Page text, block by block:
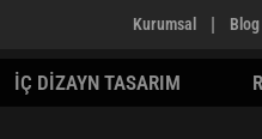
Kurumsal | Blog
İÇ DİZAYN TASARIM